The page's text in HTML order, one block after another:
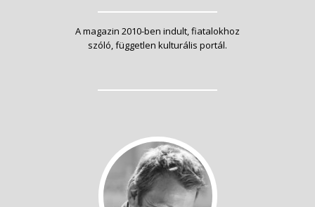
A magazin 2010-ben indult, fiatalokhoz
szóló, független kulturális portál.